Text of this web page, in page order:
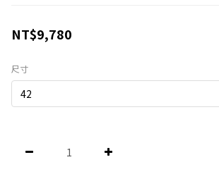
NT$9,780
尺寸